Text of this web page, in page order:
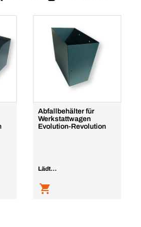
Abfallbehälter für
Werkstattwagen
Evolution-Revolution
Lädt...